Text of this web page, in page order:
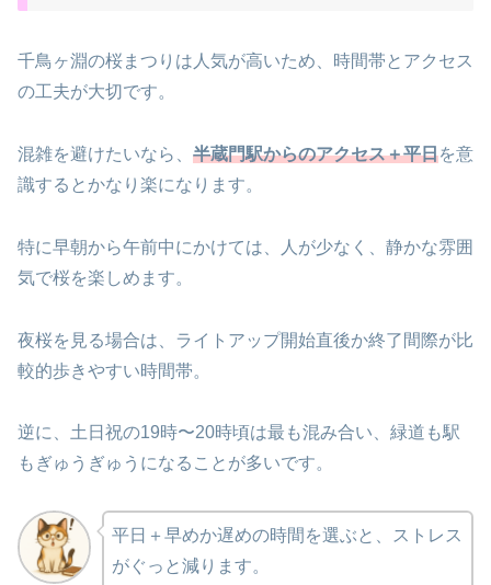
千鳥ヶ淵の桜まつりは人気が高いため、時間帯とアクセス
の工夫が大切です。
混雑を避けたいなら、 半蔵門駅からのアクセス＋平日を意
識するとかなり楽になります。
特に早朝から午前中にかけては、人が少なく、静かな雰囲
気で桜を楽しめます。
夜桜を見る場合は、ライトアップ開始直後か終了間際が比
較的歩きやすい時間帯。
逆に、土日祝の19時〜20時頃は最も混み合い、緑道も駅
もぎゅうぎゅうになることが多いです。
平日＋早めか遅めの時間を選ぶと、ストレス
がぐっと減ります。